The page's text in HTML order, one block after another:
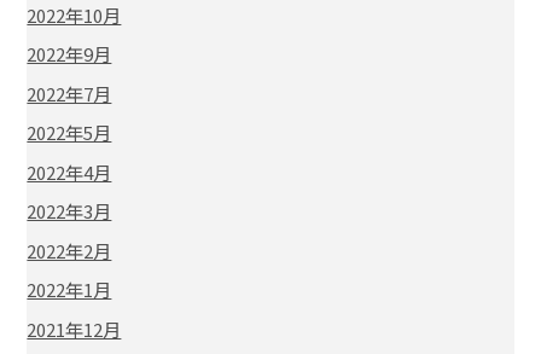
2022年10月
2022年9月
2022年7月
2022年5月
2022年4月
2022年3月
2022年2月
2022年1月
2021年12月